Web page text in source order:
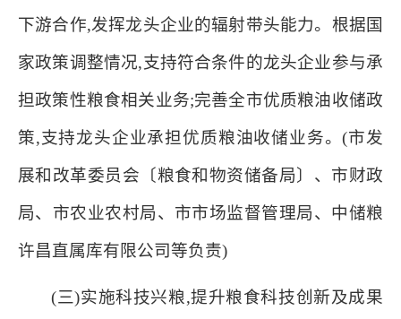
下游合作,发挥龙头企业的辐射带头能力。根据国
家政策调整情况,支持符合条件的龙头企业参与承
担政策性粮食相关业务;完善全市优质粮油收储政
策,支持龙头企业承担优质粮油收储业务。(市发
展和改革委员会〔粮食和物资储备局〕、市财政
局、市农业农村局、市市场监督管理局、中储粮
许昌直属库有限公司等负责)
(三)实施科技兴粮,提升粮食科技创新及成果